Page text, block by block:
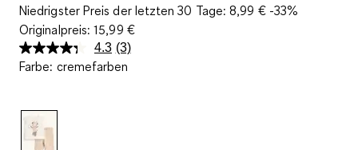
Niedrigster Preis der letzten 30 Tage:8,99 €-33%
Originalpreis:15,99 €
4.3 3
Bewertungen
(3)
Farbe: cremefarben